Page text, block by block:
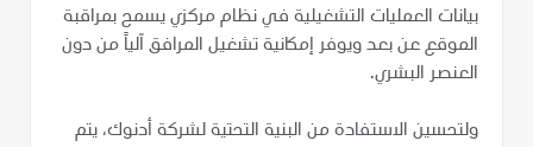
بيانات العمليات التشغيلية في نظام مركزي يسمح بمراقبة
الموقع عن بعد ويوفر إمكانية تشغيل المرافق آلياً من دون
العنصر البشري.
ولتحسين الاستفادة من البنية التحتية لشركة أدنوك، يتم